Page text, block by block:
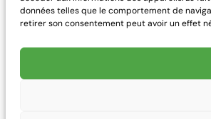
données telles que le comportement de
retirer son consentement peut avoir un effet